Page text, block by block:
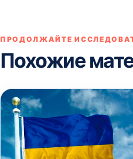
ПРОДОЛЖАЙТЕ
Похожие